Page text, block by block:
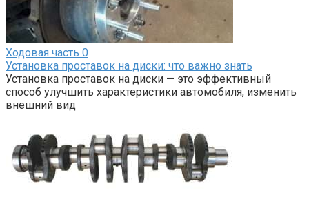
Ходовая часть 0
Установка проставок на диски: что важно знать
Установка проставок на диски — это эффективный
способ улучшить характеристики автомобиля, изменить
внешний вид